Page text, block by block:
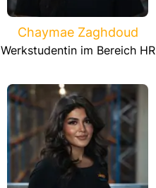
Chaymae Zaghdoud
Werkstudentin im Bereich HR